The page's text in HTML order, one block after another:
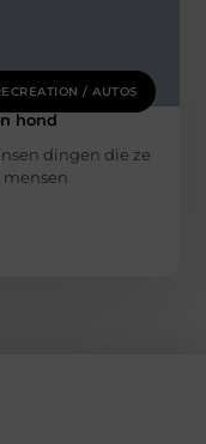
/ AUTOS
hond
dingen die ze
mensen